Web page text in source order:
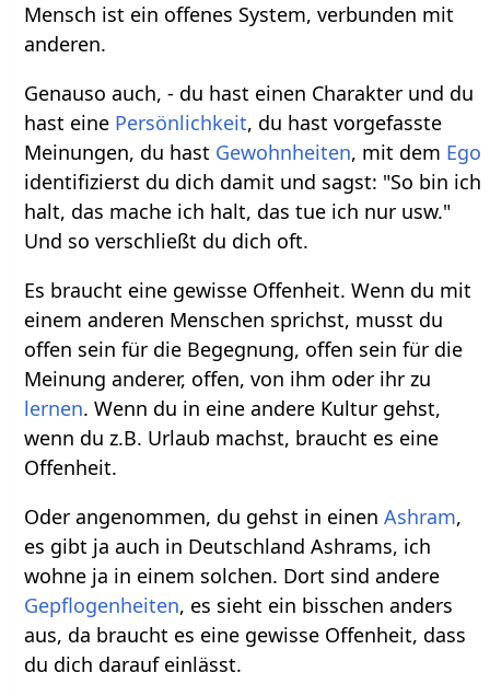
Mensch ist ein offenes System, verbunden mit
anderen.
Genauso auch, - du hast einen Charakter und du
hast eine Persönlichkeit, du hast vorgefasste
Meinungen, du hast Gewohnheiten, mit dem Ego
identifizierst du dich damit und sagst: "So bin ich
halt, das mache ich halt, das tue ich nur usw."
Und so verschließt du dich oft.
Es braucht eine gewisse Offenheit. Wenn du mit
einem anderen Menschen sprichst, musst du
offen sein für die Begegnung, offen sein für die
Meinung anderer, offen, von ihm oder ihr zu
lernen. Wenn du in eine andere Kultur gehst,
wenn du z.B. Urlaub machst, braucht es eine
Offenheit.
Oder angenommen, du gehst in einenAshram,
es gibt ja auch in Deutschland Ashrams, ich
wohne ja in einem solchen. Dort sind andere
Gepflogenheiten, es sieht ein bisschen anders
aus, da braucht es eine gewisse Offenheit, dass
du dich darauf einlässt.